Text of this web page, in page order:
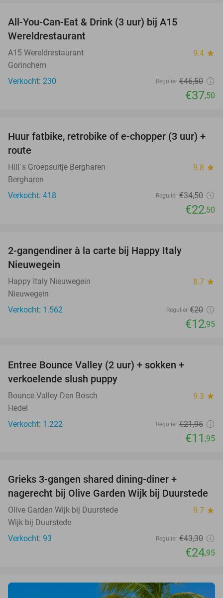
All-You-Can-Eat & Drink (3 uur) bij A15
Wereldrestaurant
A15 Wereldrestaurant 9.4 star
Gorinchem
Verkocht: 230
Regulier €46,50
€37,50
35%
Huur fatbike, retrobike of e-chopper (3 uur) +
route
Hill´s Groepsuitje Bergharen 9.8 star
Bergharen
Verkocht: 418
Regulier €34,50
€22,50
2-gangendiner à la carte bij Happy Italy
Nieuwegein
Happy Italy Nieuwegein 8.7 star
Nieuwegein
Verkocht: 1.562
Regulier €20
€12,95
Entree Bounce Valley (2 uur) + sokken +
verkoelende slush puppy
Bounce Valley Den Bosch 9.3 star
Hedel
Verkocht: 1.222
Regulier €21,95
€11 ,95
Grieks 3-gangen shared dining-diner +
nagerecht bij Olive Garden Wijk bij Duurstede
Olive Garden Wijk bij Duurstede 9.7 star
Wijk bij Duurstede
Verkocht: 93
Regulier €43,30
€24,95